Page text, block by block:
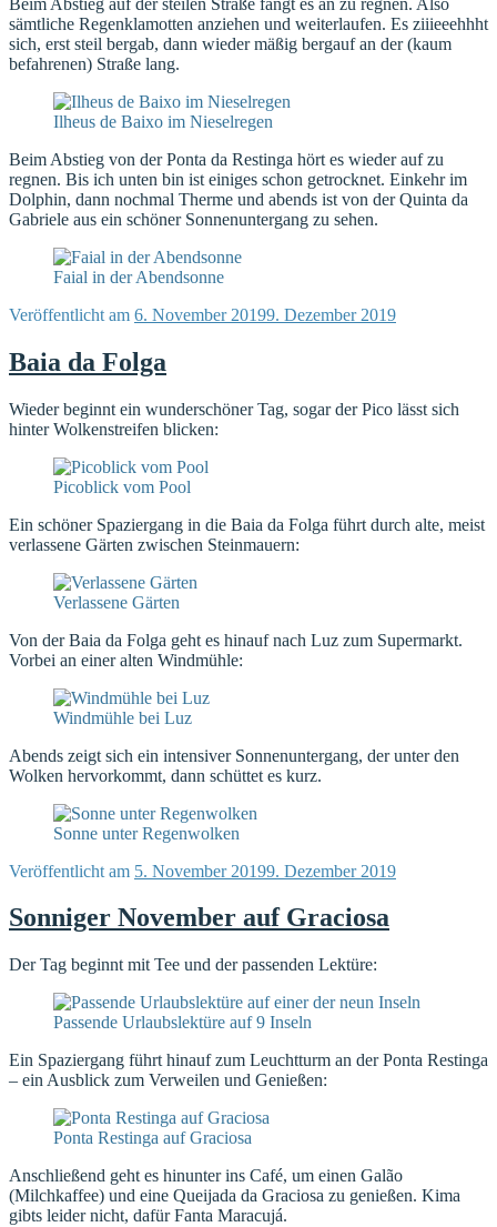
sämtliche Regenklamotten anziehen und weiterlaufen. Es ziiieeehhht
sich, erst steil bergab, dann wieder mäßig bergauf an der (kaum
befahrenen) Straße lang.
Ilheus de Baixo im Nieselregen
Beim Abstieg von der Ponta da Restinga hört es wieder auf zu
regnen. Bis ich unten bin ist einiges schon getrocknet. Einkehr im
Dolphin, dann nochmal Therme und abends ist von der Quinta da
Gabriele aus ein schöner Sonnenuntergang zu sehen.
Faial in der Abendsonne
Veröffentlicht am 6. November 20199. Dezember 2019
Baia da Folga
Wieder beginnt ein wunderschöner Tag, sogar der Pico lässt sich
hinter Wolkenstreifen blicken:
Picoblick vom Pool
Ein schöner Spaziergang in die Baia da Folga führt durch alte, meist
verlassene Gärten zwischen Steinmauern:
Verlassene Gärten
Von der Baia da Folga geht es hinauf nach Luz zum Supermarkt.
Vorbei an einer alten Windmühle:
Windmühle bei Luz
Abends zeigt sich ein intensiver Sonnenuntergang, der unter den
Wolken hervorkommt, dann schüttet es kurz.
Sonne unter Regenwolken
Veröffentlicht am 5. November 20199. Dezember 2019
Sonniger November auf Graciosa
Der Tag beginnt mit Tee und der passenden Lektüre:
Passende Urlaubslektüre auf 9 Inseln
Ein Spaziergang führt hinauf zum Leuchtturm an der Ponta Restinga
– ein Ausblick zum Verweilen und Genießen:
Ponta Restinga auf Graciosa
Anschließend geht es hinunter ins Café, um einen Galão
(Milchkaffee) und eine Queijada da Graciosa zu genießen. Kima
gibts leider nicht, dafür Fanta Maracujá.